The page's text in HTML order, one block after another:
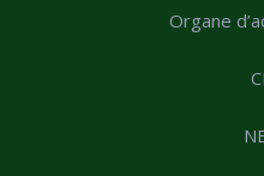
Organe